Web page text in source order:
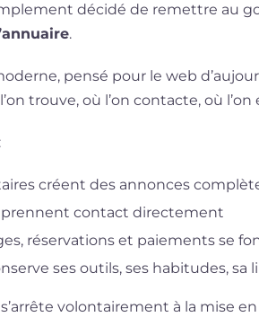
décidé de remettre au
.
pensé pour le web
trouve, où l’on contacte, où
créent des annonces
prennent contact directement
réservations et paiements se
ses outils, ses habitudes, sa
volontairement à la mise